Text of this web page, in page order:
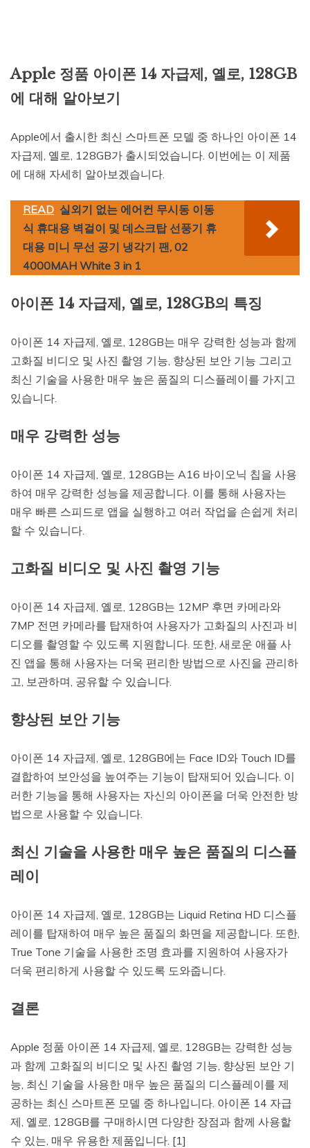
Apple 정품 아이폰 14 자급제, 옐로, 128GB
에 대해 알아보기
Apple에서 출시한 최신 스마트폰 모델 중 하나인 아이폰 14
자급제, 옐로, 128GB가 출시되었습니다. 이번에는 이 제품
에 대해 자세히 알아보겠습니다.
READ 실외기 없는 에어컨 무시동 이동
식 휴대용 벽걸이 및 데스크탑 선풍기 휴
대용 미니 무선 공기 냉각기 팬, 02
4000MAH White 3 in 1
아이폰 14 자급제, 옐로, 128GB의 특징
아이폰 14 자급제, 옐로, 128GB는 매우 강력한 성능과 함께
고화질 비디오 및 사진 촬영 기능, 향상된 보안 기능 그리고
최신 기술을 사용한 매우 높은 품질의 디스플레이를 가지고
있습니다.
매우 강력한 성능
아이폰 14 자급제, 옐로, 128GB는 A16 바이오닉 칩을 사용
하여 매우 강력한 성능을 제공합니다. 이를 통해 사용자는
매우 빠른 스피드로 앱을 실행하고 여러 작업을 손쉽게 처리
할 수 있습니다.
고화질 비디오 및 사진 촬영 기능
아이폰 14 자급제, 옐로, 128GB는 12MP 후면 카메라와
7MP 전면 카메라를 탑재하여 사용자가 고화질의 사진과 비
디오를 촬영할 수 있도록 지원합니다. 또한, 새로운 애플 사
진 앱을 통해 사용자는 더욱 편리한 방법으로 사진을 관리하
고, 보관하며, 공유할 수 있습니다.
향상된 보안 기능
아이폰 14 자급제, 옐로, 128GB에는 Face ID와 Touch ID를
결합하여 보안성을 높여주는 기능이 탑재되어 있습니다. 이
러한 기능을 통해 사용자는 자신의 아이폰을 더욱 안전한 방
법으로 사용할 수 있습니다.
최신 기술을 사용한 매우 높은 품질의 디스플
레이
아이폰 14 자급제, 옐로, 128GB는 Liquid Retina HD 디스플
레이를 탑재하여 매우 높은 품질의 화면을 제공합니다. 또한,
True Tone 기술을 사용한 조명 효과를 지원하여 사용자가
더욱 편리하게 사용할 수 있도록 도와줍니다.
결론
Apple 정품 아이폰 14 자급제, 옐로, 128GB는 강력한 성능
과 함께 고화질의 비디오 및 사진 촬영 기능, 향상된 보안 기
능, 최신 기술을 사용한 매우 높은 품질의 디스플레이를 제
공하는 최신 스마트폰 모델 중 하나입니다. 아이폰 14 자급
제, 옐로, 128GB를 구매하시면 다양한 장점과 함께 사용할
수 있는, 매우 유용한 제품입니다. [1]